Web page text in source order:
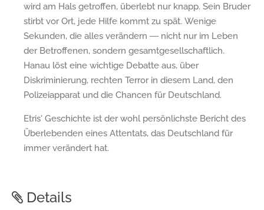
wird am Hals getroffen, überlebt nur knapp. Sein Bruder
stirbt vor Ort, jede Hilfe kommt zu spät. Wenige
Sekunden, die alles verändern ― nicht nur im Leben
der Betroffenen, sondern gesamtgesellschaftlich.
Hanau löst eine wichtige Debatte aus, über
Diskriminierung, rechten Terror in diesem Land, den
Polizeiapparat und die Chancen für Deutschland.
Etris' Geschichte ist der wohl persönlichste Bericht des
Überlebenden eines Attentats, das Deutschland für
immer verändert hat.
Details